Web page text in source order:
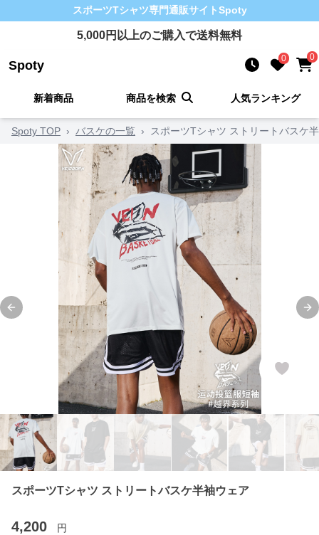
スポーツTシャツ専門通販サイトSpoty
5,000円以上のご購入で送料無料
Spoty 0 0
新着商品 商品を検索 人気ランキング
Spoty TOP › バスケの一覧 › スポーツTシャツ ストリートバスケ
Previous slide
スポーツTシャツ ストリートバスケ半袖ウェア
4,200 円